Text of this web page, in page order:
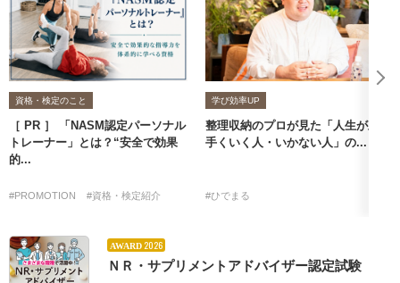
資格・検定のこと
［ PR ］ 「NASM認定パーソナル
トレーナー」とは？“安全で効果
的...
#PROMOTION #資格・検定紹介
学び効率UP
整理収納のプロが見た「人生が上
手くいく人・いかない人」の...
#ひでまる
AWARD 2026
ＮＲ・サプリメントアドバイザー認定試験